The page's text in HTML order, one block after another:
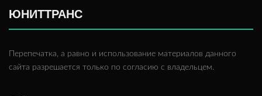
ЮНИТТРАНС
Перепечатка, а равно и использование материалов данного
сайта разрешается только по согласию с владельцем.